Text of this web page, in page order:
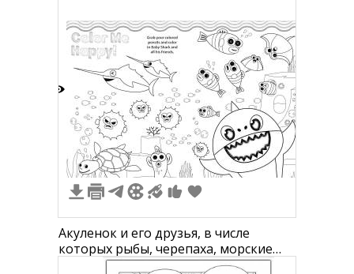
Акуленок и его друзья, в числе
которых рыбы, черепаха, морские
ежи, медузы и водоросли